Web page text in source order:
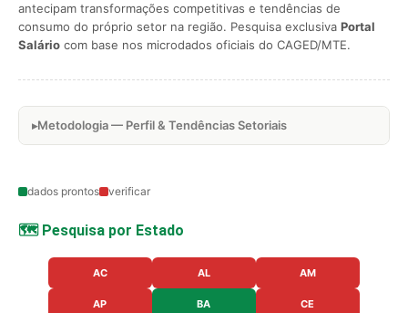
antecipam transformações competitivas e tendências de
consumo do próprio setor na região. Pesquisa exclusiva Portal
Salário com base nos microdados oficiais do CAGED/MTE.
Metodologia — Perfil & Tendências Setoriais
dados prontos verificar
🗺️ Pesquisa por Estado
AC AL AM
AP BA CE